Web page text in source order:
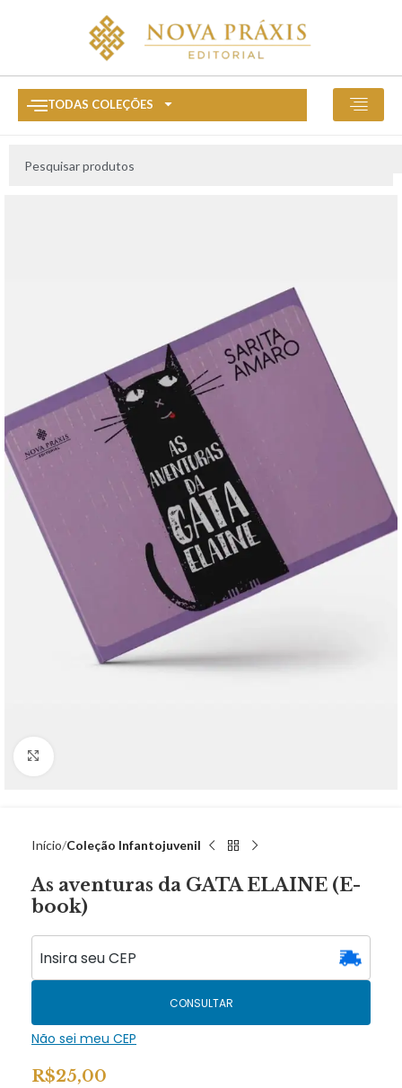
TODAS COLEÇÕES
Início Coleção Infantojuvenil
As aventuras da GATA ELAINE (E-
book)
CONSULTAR
Não sei meu CEP
R$25,00